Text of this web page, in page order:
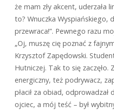
że mam zły akcent, uderzała
to? Wnuczka Wyspiańskiego,
przewraca!”. Pewnego razu
„Oj, muszę cię poznać z
Krzysztof Zapędowski.
Hutniczej. Tak to się zaczęło.
energiczny, też podrywacz,
płacił za obiad, odprowadzał
ojciec, a mój teść – był